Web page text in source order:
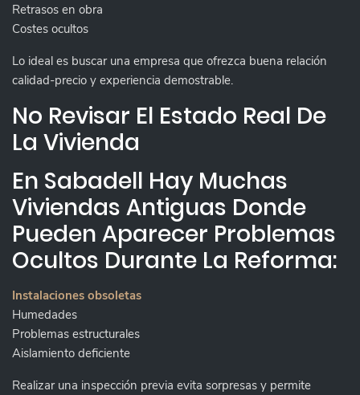
Retrasos en obra
Costes ocultos
Lo ideal es buscar una empresa que ofrezca buena relación
calidad-precio y experiencia demostrable.
No Revisar El Estado Real De
La Vivienda
En Sabadell Hay Muchas
Viviendas Antiguas Donde
Pueden Aparecer Problemas
Ocultos Durante La Reforma:
Instalaciones obsoletas
Humedades
Problemas estructurales
Aislamiento deficiente
Realizar una inspección previa evita sorpresas y permite